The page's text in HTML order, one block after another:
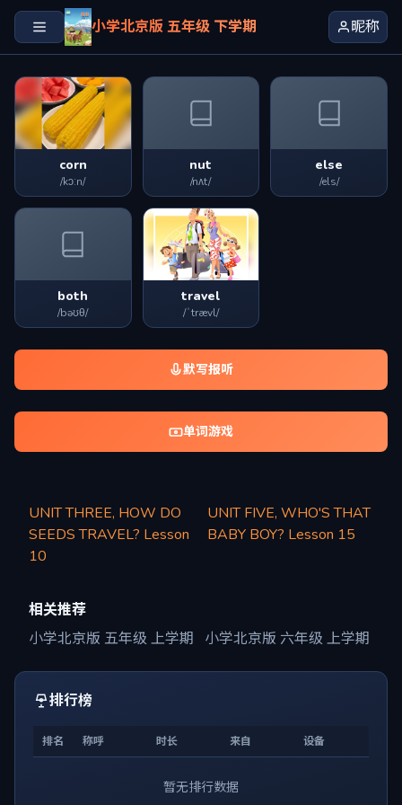
小学北京版 五年级 下学期 昵称
corn
/kɔːn/
nut
/nʌt/
else
/els/
both
/bəʊθ/
travel
/ˈtrævl/
默写报听
单词游戏
UNIT THREE, HOW DO
SEEDS TRAVEL? Lesson
10
UNIT FIVE, WHO'S THAT
BABY BOY? Lesson 15
相关推荐
小学北京版 五年级 上学期
小学北京版 六年级 上学期
排行榜
排名 称呼 时长 来自 设备
暂无排行数据